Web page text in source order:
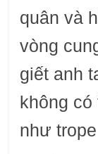
quân và
vòng
giết anh
không có
như